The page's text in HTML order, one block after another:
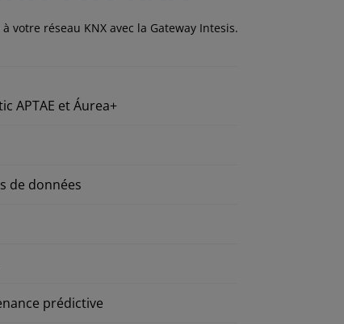
votre réseau KNX avec la Gateway Intesis.
APTAE et Áurea+
de données
prédictive